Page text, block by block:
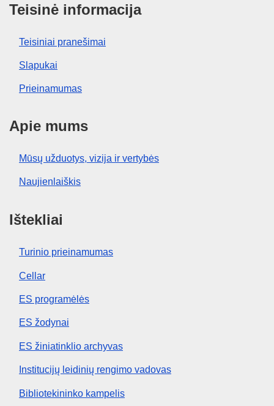
Teisinė informacija
Teisiniai pranešimai
Slapukai
Prieinamumas
Apie mums
Mūsų užduotys, vizija ir vertybės
Naujienlaiškis
Ištekliai
Turinio prieinamumas
Cellar
ES programėlės
ES žodynai
ES žiniatinklio archyvas
Institucijų leidinių rengimo vadovas
Bibliotekininko kampelis